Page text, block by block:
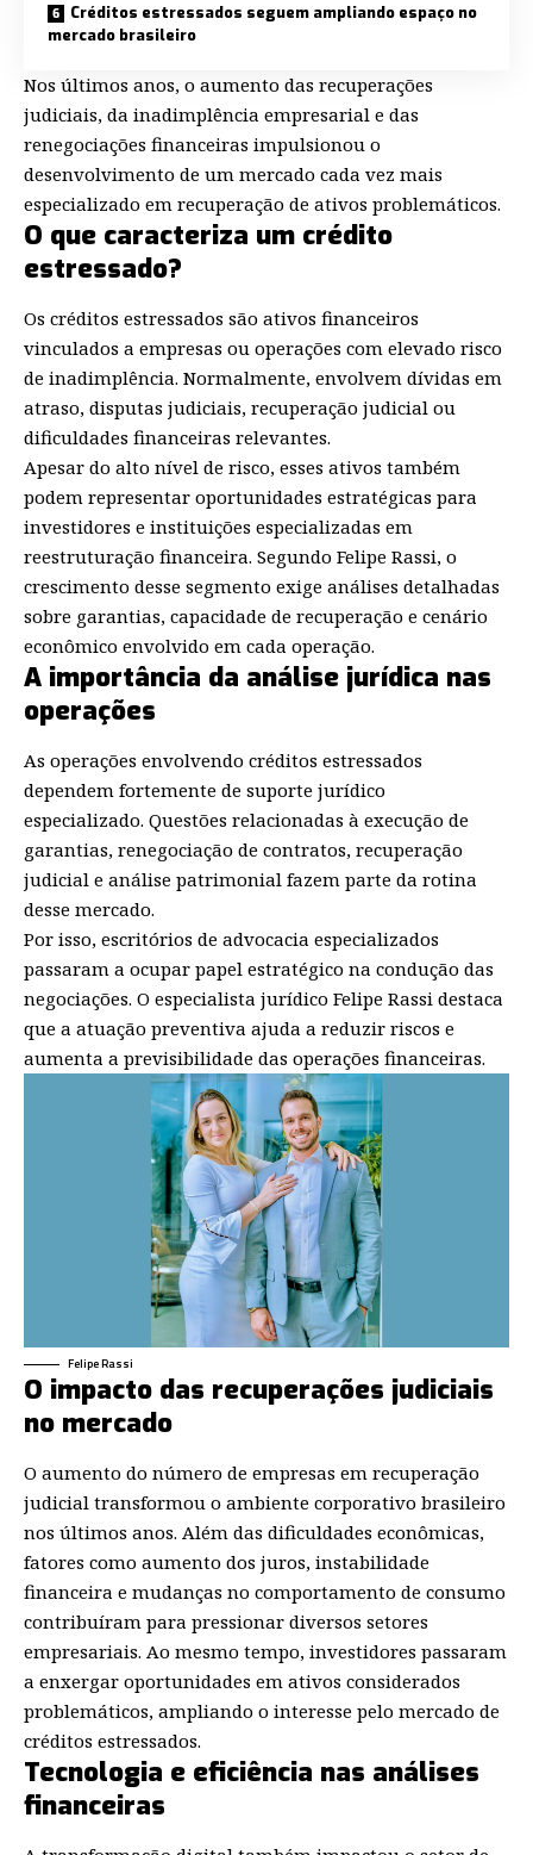
Créditos estressados seguem ampliando espaço no
mercado brasileiro
Nos últimos anos, o aumento das recuperações
judiciais, da inadimplência empresarial e das
renegociações financeiras impulsionou o
desenvolvimento de um mercado cada vez mais
especializado em recuperação de ativos problemáticos.
O que caracteriza um crédito
estressado?
Os créditos estressados são ativos financeiros
vinculados a empresas ou operações com elevado risco
de inadimplência. Normalmente, envolvem dívidas em
atraso, disputas judiciais, recuperação judicial ou
dificuldades financeiras relevantes.
Apesar do alto nível de risco, esses ativos também
podem representar oportunidades estratégicas para
investidores e instituições especializadas em
reestruturação financeira. Segundo Felipe Rassi, o
crescimento desse segmento exige análises detalhadas
sobre garantias, capacidade de recuperação e cenário
econômico envolvido em cada operação.
A importância da análise jurídica nas
operações
As operações envolvendo créditos estressados
dependem fortemente de suporte jurídico
especializado. Questões relacionadas à execução de
garantias, renegociação de contratos, recuperação
judicial e análise patrimonial fazem parte da rotina
desse mercado.
Por isso, escritórios de advocacia especializados
passaram a ocupar papel estratégico na condução das
negociações. O especialista jurídico Felipe Rassi destaca
que a atuação preventiva ajuda a reduzir riscos e
aumenta a previsibilidade das operações financeiras.
Felipe Rassi
O impacto das recuperações judiciais
no mercado
O aumento do número de empresas em recuperação
judicial transformou o ambiente corporativo brasileiro
nos últimos anos. Além das dificuldades econômicas,
fatores como aumento dos juros, instabilidade
financeira e mudanças no comportamento de consumo
contribuíram para pressionar diversos setores
empresariais. Ao mesmo tempo, investidores passaram
a enxergar oportunidades em ativos considerados
problemáticos, ampliando o interesse pelo mercado de
créditos estressados.
Tecnologia e eficiência nas análises
financeiras